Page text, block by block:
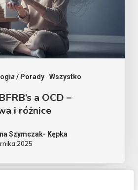
/ Porady Wszystko
a OCD –
i różnice
Szymczak- Kępka
2025